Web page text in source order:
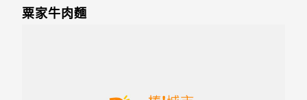
辣、香、麻三重滲透下，味覺嗅覺深度的刺激，愛吃辣的
粟家牛肉麵